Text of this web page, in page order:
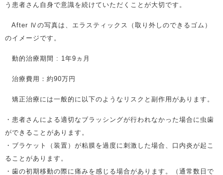
う患者さん自身で意識を続けていただくことが大切です。
After Ⅳの写真は、エラスティックス（取り外しのできるゴム）
のイメージです。
動的治療期間 : 1年9ヵ月
治療費用：約90万円
矯正治療には一般的に以下のようなリスクと副作用があります。
・患者さんによる適切なブラッシングが行われなかった場合に虫歯
ができることがあります。
・ブラケット（装置）が粘膜を過度に刺激した場合、口内炎が起こ
ることがあります。
・歯の初期移動の際に痛みを感じる場合があります。（通常数日で